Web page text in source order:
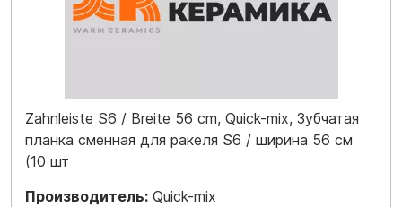
Zahnleiste S6 / Breite 56 cm, Quick-mix, Зубчатая
планка сменная для ракеля S6 / ширина 56 см
(10 шт
Производитель: Quick-mix